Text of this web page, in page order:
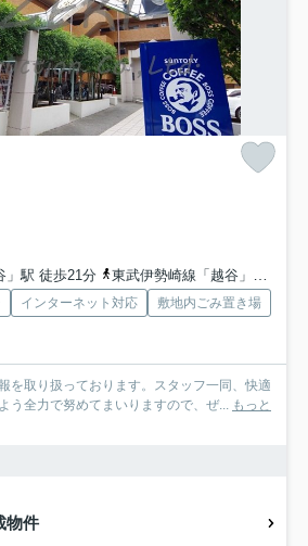
」駅 徒歩21分
東武伊勢崎線「越谷」駅 徒歩22分
インターネット対応
敷地内ごみ置き場
を取り扱っております。スタッフ一同、快適
う全力で努めてまいりますので、ぜ...
もっと
物件